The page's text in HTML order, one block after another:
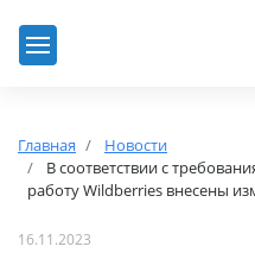
Главная
Новости
В соответствии с
работу Wildberries внесены
16.11.2023